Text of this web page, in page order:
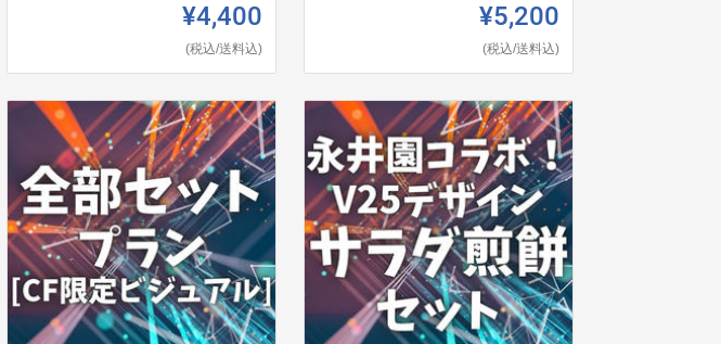
¥4,400
(税込/送料込)
¥5,200
(税込/送料込)